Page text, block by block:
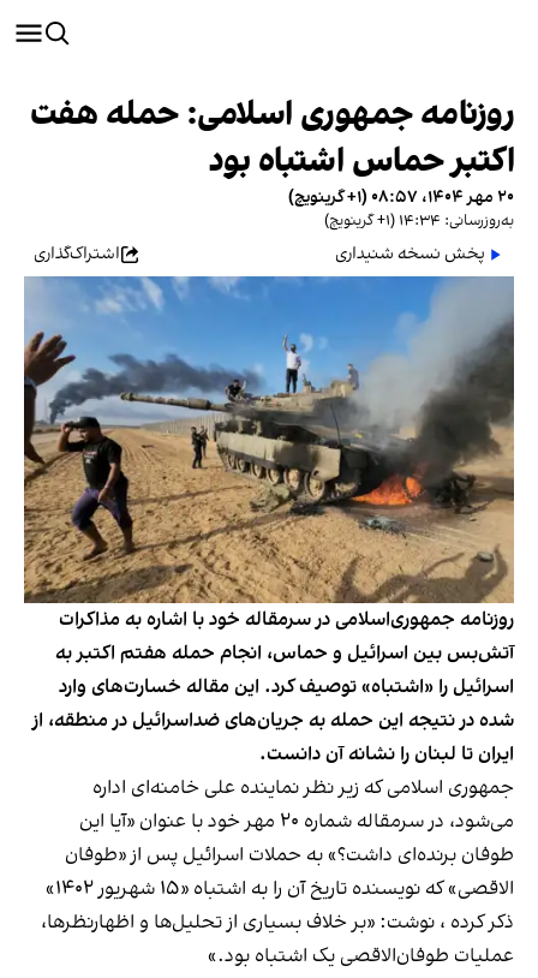
روزنامه جمهوری اسلامی: حمله هفت
اکتبر حماس اشتباه بود
۲۰ مهر ۱۴۰۴، ۰۸:۵۷ (‎+۱ گرینویچ)
به‌روزرسانی: ۱۴:۳۴ (‎+۱ گرینویچ)
پخش نسخه شنیداری اشتراک‌گذاری
روزنامه جمهوری‌اسلامی در سرمقاله خود با اشاره به مذاکرات
آتش‌بس بین اسرائیل و حماس، انجام حمله هفتم اکتبر به
اسرائیل را «اشتباه» توصیف کرد. این مقاله خسارت‌های وارد
شده در نتیجه این حمله به جریان‌های ضداسرائیل در منطقه، از
ایران تا لبنان را نشانه آن دانست.
جمهوری اسلامی که زیر نظر نماینده علی خامنه‌ای اداره
می‌شود، در سرمقاله شماره ۲۰ مهر خود با عنوان «آیا این
طوفان برنده‌ای داشت؟» به حملات اسرائیل پس از «طوفان
الاقصی» که نویسنده تاریخ آن را به اشتباه «۱۵ شهریور ۱۴۰۲»
ذکر کرده ، نوشت: «بر خلاف بسیاری از تحلیل‌ها و اظهارنظرها،
عملیات طوفان‌الاقصی یک اشتباه بود.»